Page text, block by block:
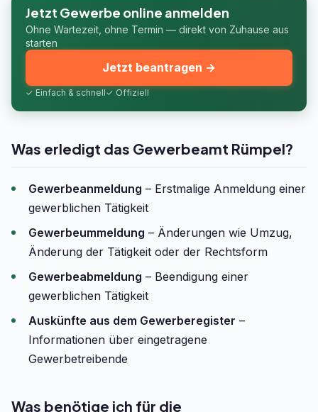
Jetzt Gewerbe online anmelden
Ohne Wartezeit, ohne Termin — direkt von Zuhause aus
starten
✓ Einfach & schnell✓ Offiziell
Jetzt beantragen →
Was erledigt das Gewerbeamt Rümpel?
Gewerbeanmeldung – Erstmalige Anmeldung einer
gewerblichen Tätigkeit
Gewerbeummeldung – Änderungen wie Umzug,
Änderung der Tätigkeit oder der Rechtsform
Gewerbeabmeldung – Beendigung einer
gewerblichen Tätigkeit
Auskünfte aus dem Gewerberegister –
Informationen über eingetragene
Gewerbetreibende
Was benötige ich für die